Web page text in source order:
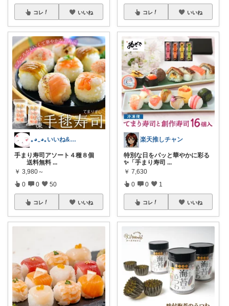
コレ いいね
｡⁠◕⁠‿⁠◕⁠｡いいね&経由購入感謝♥
手まり寿司アソート４種８個
送料無料 ...
￥ 3,980～
0 0 50
コレ いいね
コレ いいね
楽天推しチャン
特別な日をパッと華やかに彩る
✨「手まり寿司 ...
￥ 7,630
0 0 1
コレ いいね